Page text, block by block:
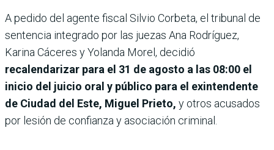
A pedido del agente fiscal Silvio Corbeta, el tribunal de
sentencia integrado por las juezas Ana Rodríguez,
Karina Cáceres y Yolanda Morel, decidió
recalendarizar para el 31 de agosto a las 08:00 el
inicio del juicio oral y público para el exintendente
de Ciudad del Este, Miguel Prieto, y otros acusados
por lesión de confianza y asociación criminal.